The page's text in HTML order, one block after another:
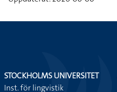
STOCKHOLMS UNIVERSITET
Inst. för lingvistik